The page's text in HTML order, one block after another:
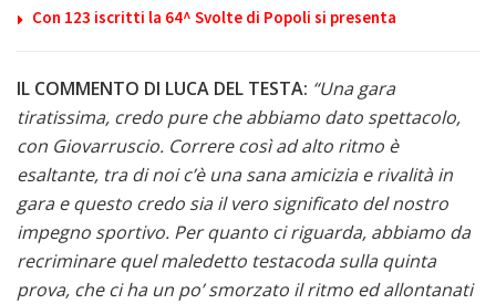
Con 123 iscritti la 64^ Svolte di Popoli si presenta
IL COMMENTO DI LUCA DEL TESTA: “Una gara
tiratissima, credo pure che abbiamo dato spettacolo,
con Giovarruscio. Correre così ad alto ritmo è
esaltante, tra di noi c’è una sana amicizia e rivalità in
gara e questo credo sia il vero significato del nostro
impegno sportivo. Per quanto ci riguarda, abbiamo da
recriminare quel maledetto testacoda sulla quinta
prova, che ci ha un po’ smorzato il ritmo ed allontanati